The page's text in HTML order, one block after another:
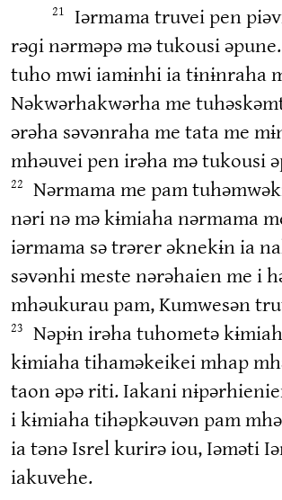
21
Iərmama truvei pen
rəɡi nərməpə mə tukousi
tuho mwi iamɨnhi ia tɨnɨnraha
Nəkwərhakwərha me
ərəha səvənraha me tata me
mhəuvei pen irəha mə tukousi
22
Nərmama me pam
nəri nə mə kɨmiaha nərmama
iərmama sə trərer əknekɨn ia
səvənhi meste nərəhaien me i
mhəukurau pam, Kumwesən
23
Nəpɨn irəha tuhometə
kɨmiaha tihaməkeikei mhap
taon əpə riti. Iakani
i kɨmiaha tihəpkəuvən pam
ia tənə Isrel kurirə iou, Iəməti
iakuvehe.